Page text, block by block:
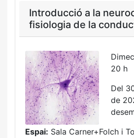
Introducció a la
fisiologia de la
20 h
Del
de
Espai: Sala Carner+Folch i